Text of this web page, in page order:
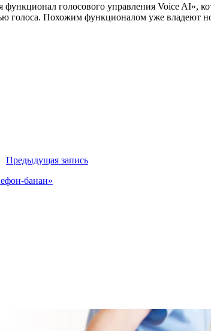
голосового управления Voice AI»,
голоса. Похожим функционалом уже владеют
Предыдущая запись
банан»